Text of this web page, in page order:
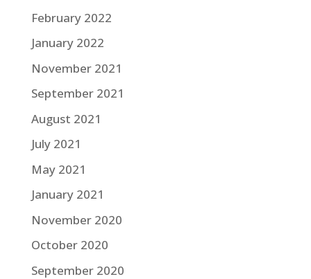
February 2022
January 2022
November 2021
September 2021
August 2021
July 2021
May 2021
January 2021
November 2020
October 2020
September 2020